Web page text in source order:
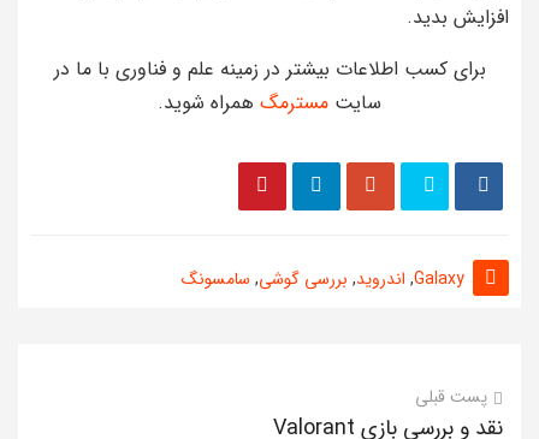
افزایش بدید.
برای کسب اطلاعات بیشتر در زمینه علم و فناوری با ما در
سایت مسترمگ همراه شوید.
Galaxy
, اندروید, بررسی گوشی, سامسونگ
پست قبلی
نقد و بررسی بازی Valorant